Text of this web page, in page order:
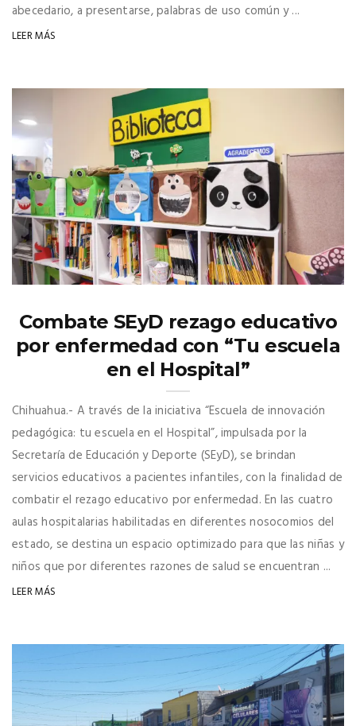
abecedario, a presentarse, palabras de uso común y ...
LEER MÁS
Combate SEyD rezago educativo
por enfermedad con “Tu escuela
en el Hospital”
Chihuahua.- A través de la iniciativa “Escuela de innovación
pedagógica: tu escuela en el Hospital”, impulsada por la
Secretaría de Educación y Deporte (SEyD), se brindan
servicios educativos a pacientes infantiles, con la finalidad de
combatir el rezago educativo por enfermedad. En las cuatro
aulas hospitalarias habilitadas en diferentes nosocomios del
estado, se destina un espacio optimizado para que las niñas y
niños que por diferentes razones de salud se encuentran ...
LEER MÁS